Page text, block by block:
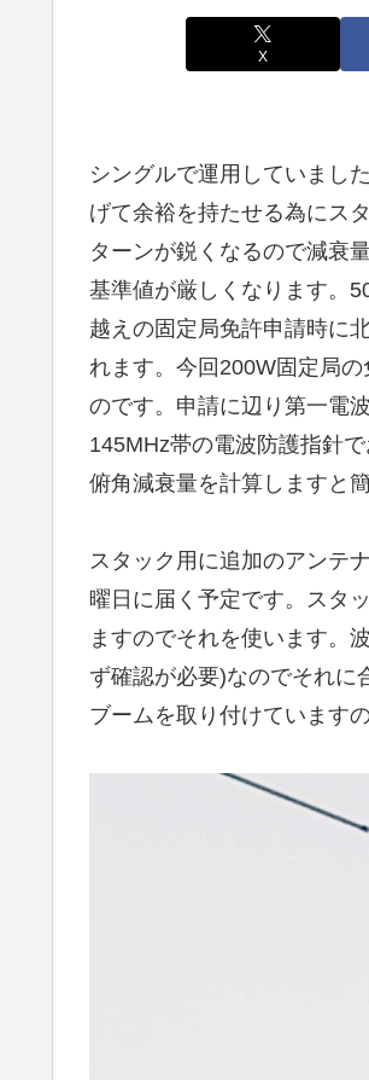
X
シングルで運用していまし
げて余裕を持たせる為にス
ターンが鋭くなるので減衰
基準値が厳しくなります。
越えの固定局免許申請時に
れます。今回200W固定局
のです。申請に辺り第一電
145MHz帯の電波防護指針
俯角減衰量を計算しますと
スタック用に追加のアンテ
曜日に届く予定です。スタ
ますのでそれを使います。
ず確認が必要)なのでそれに
ブームを取り付けています